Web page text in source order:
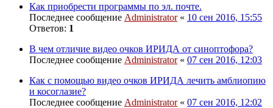
Как приобрести программы по эл. почте.
Последнее сообщение Administrator« 10 сен 2016, 15:55
Ответов: 1
В чем отличие видео очков ИРИДА от синоптофора?
Последнее сообщение Administrator« 07 сен 2016, 12:03
Как с помощью видео очков ИРИДА лечить амблиопию
и косоглазие?
Последнее сообщение Administrator« 07 сен 2016, 12:02